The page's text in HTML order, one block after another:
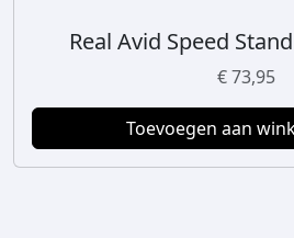
Real Avid Speed
€73,95
Toevoegen aan